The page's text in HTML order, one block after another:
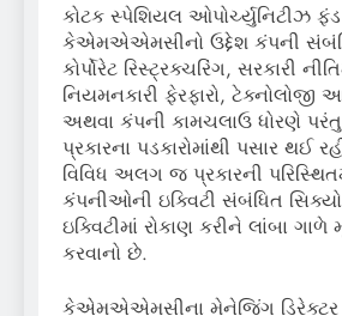
કોટક સ્પેશિયલ ઓપોર્ચ્યુનિટીઝ
કેએમએએમસીનો ઉદ્દેશ કંપની
કોર્પોરેટ રિસ્ટ્રક્ચરિંગ, સરકારી
નિયમનકારી ફેરફારો, ટેક્નોલોજી
અથવા કંપની કામચલાઉ ધોરણે
પ્રકારના પડકારોમાંથી પસાર થઈ
વિવિધ અલગ જ પ્રકારની
કંપનીઓની ઇક્વિટી સંબંધિત
ઇક્વિટીમાં રોકાણ કરીને લાંબા ગાળે
કરવાનો છે.
કેએમએએમસીના મેનેજિંગ ડિરેક્ટર